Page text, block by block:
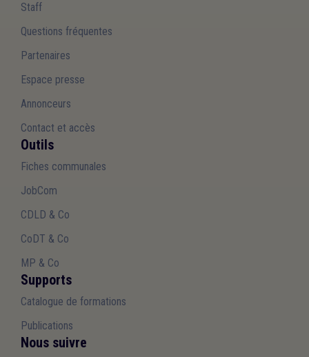
Staff
Questions fréquentes
Partenaires
Espace presse
Annonceurs
Contact et accès
Outils
Fiches communales
JobCom
CDLD & Co
CoDT & Co
MP & Co
Supports
Catalogue de formations
Publications
Nous suivre